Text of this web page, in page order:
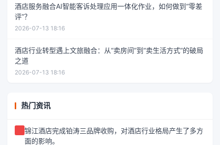
酒店服务融合AI智能客诉处理应用一体化作业，如何做到“零差
评”？
2026-07-13 18:16
酒店行业转型遇上文旅融合：从“卖房间”到“卖生活方式”的破局
之道
2026-07-13 18:16
热门资讯
锦江酒店完成铂涛三品牌收购，对酒店行业格局产生了多方
面的影响。